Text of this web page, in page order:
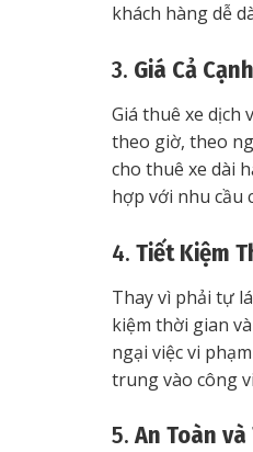
khách hàng dễ
3. Giá Cả
Giá thuê xe dịch
theo giờ, theo
cho thuê xe dài
hợp với nhu cầu
4. Tiết Kiệm
Thay vì phải tự
kiệm thời gian
ngại việc vi
trung vào công
5. An Toàn